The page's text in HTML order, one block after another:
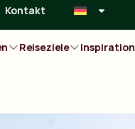
Kontakt
Reiseziele Inspiration